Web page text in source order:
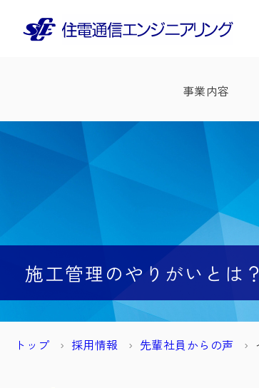
事業内容
施工管理のやりがいとは
トップ 採用情報 先輩社員からの声